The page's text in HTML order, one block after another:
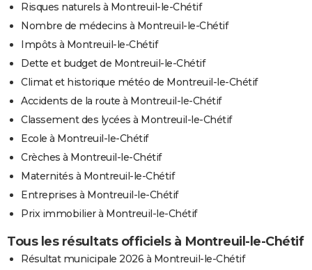
Risques naturels à Montreuil-le-Chétif
Nombre de médecins à Montreuil-le-Chétif
Impôts à Montreuil-le-Chétif
Dette et budget de Montreuil-le-Chétif
Climat et historique météo de Montreuil-le-Chétif
Accidents de la route à Montreuil-le-Chétif
Classement des lycées à Montreuil-le-Chétif
Ecole à Montreuil-le-Chétif
Crèches à Montreuil-le-Chétif
Maternités à Montreuil-le-Chétif
Entreprises à Montreuil-le-Chétif
Prix immobilier à Montreuil-le-Chétif
Tous les résultats officiels à Montreuil-le-Chétif
Résultat municipale 2026 à Montreuil-le-Chétif